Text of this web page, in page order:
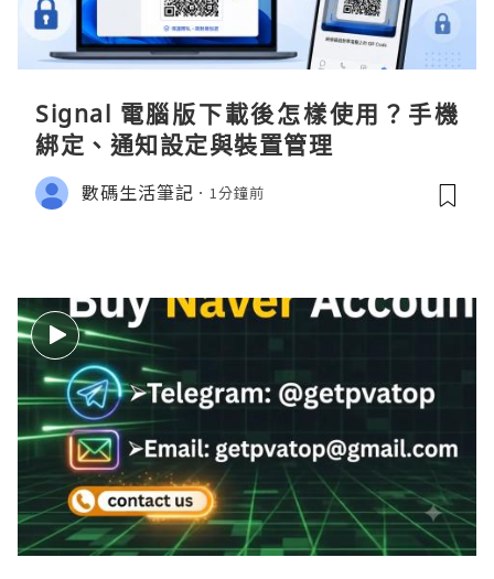
Signal 電腦版下載後怎樣使用？手機
綁定、通知設定與裝置管理
數碼生活筆記 1分鐘前